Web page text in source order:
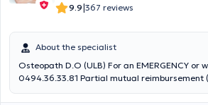
9.9|367 reviews
About the specialist
Osteopath D.O (ULB) For an EMERGENCY or
0494.36.33.81 Partial mutual reimbursement